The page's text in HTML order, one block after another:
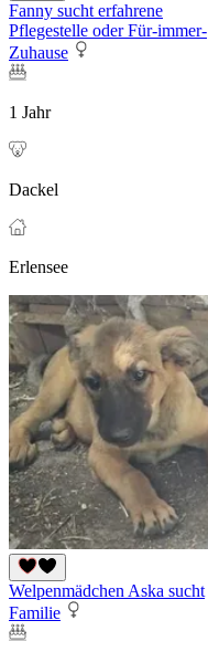
Fanny sucht erfahrene
Pflegestelle oder Für-immer-
Zuhause
1 Jahr
Dackel
Erlensee
Welpenmädchen Aska sucht
Familie